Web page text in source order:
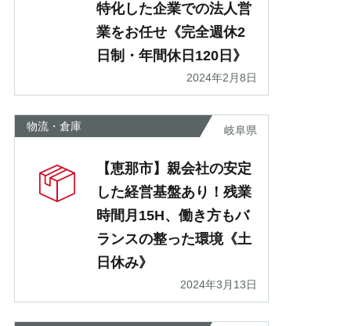
特化した企業での法人営
業をお任せ《完全週休2
日制・年間休日120日》
2024年2月8日
物流・倉庫 岐阜県
【恵那市】親会社の安定
した経営基盤あり！残業
時間月15H、働き方もバ
ランスの整った環境《土
日休み》
2024年3月13日